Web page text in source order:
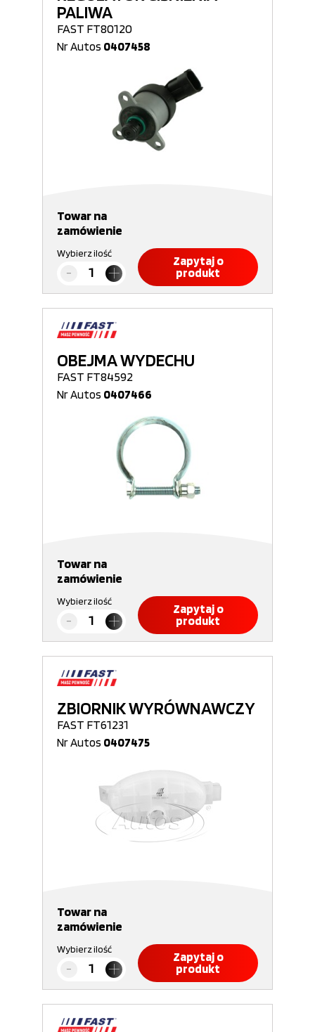
PALIWA
FAST FT80120
Nr Autos 0407458
Towar na
zamówienie
Wybierz ilość
Zapytaj o
produkt
OBEJMA WYDECHU
FAST FT84592
Nr Autos 0407466
Towar na
zamówienie
Wybierz ilość
Zapytaj o
produkt
ZBIORNIK WYRÓWNAWCZY
FAST FT61231
Nr Autos 0407475
Towar na
zamówienie
Wybierz ilość
Zapytaj o
produkt